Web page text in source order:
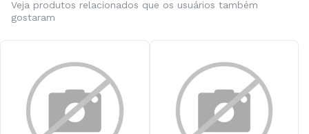
Veja produtos relacionados que os usuários também
gostaram